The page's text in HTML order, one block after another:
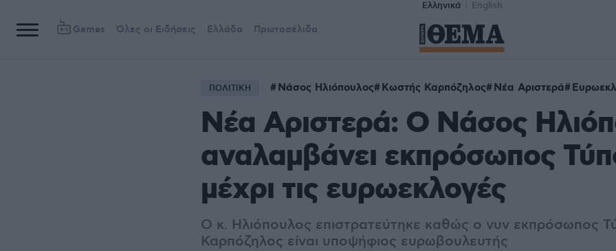
Ελληνικά English
Games Όλες οι Ειδήσεις Ελλάδα Πρωτοσέλιδα
ΠΟΛΙΤΙΚΗ Νάσος Ηλιόπουλος Κωστής Καρπόζηλος Νέα Αριστερά
Νέα Αριστερά: Ο Νάσος
αναλαμβάνει εκπρόσωπος
μέχρι τις ευρωεκλογές
Ο κ. Ηλιόπουλος επιστρατεύτηκε καθώς ο νυν εκπρόσωπος
Καρπόζηλος είναι υποψήφιος ευρωβουλευτής